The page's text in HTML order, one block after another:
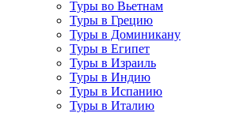
Туры во Вьетнам
Туры в Грецию
Туры в Доминикану
Туры в Египет
Туры в Израиль
Туры в Индию
Туры в Испанию
Туры в Италию